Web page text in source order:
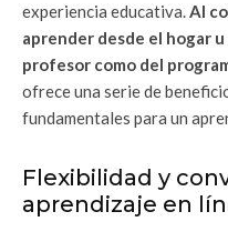
experiencia educativa.Al
aprender desde el hogar
profesor como del
ofrece una serie de
fundamentales para un
Flexibilidad y
aprendizaje en